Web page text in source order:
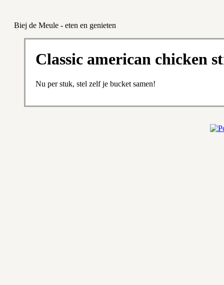
Biej de Meule - eten en genieten
Classic american chicken
Nu per stuk, stel zelf je bucket samen!